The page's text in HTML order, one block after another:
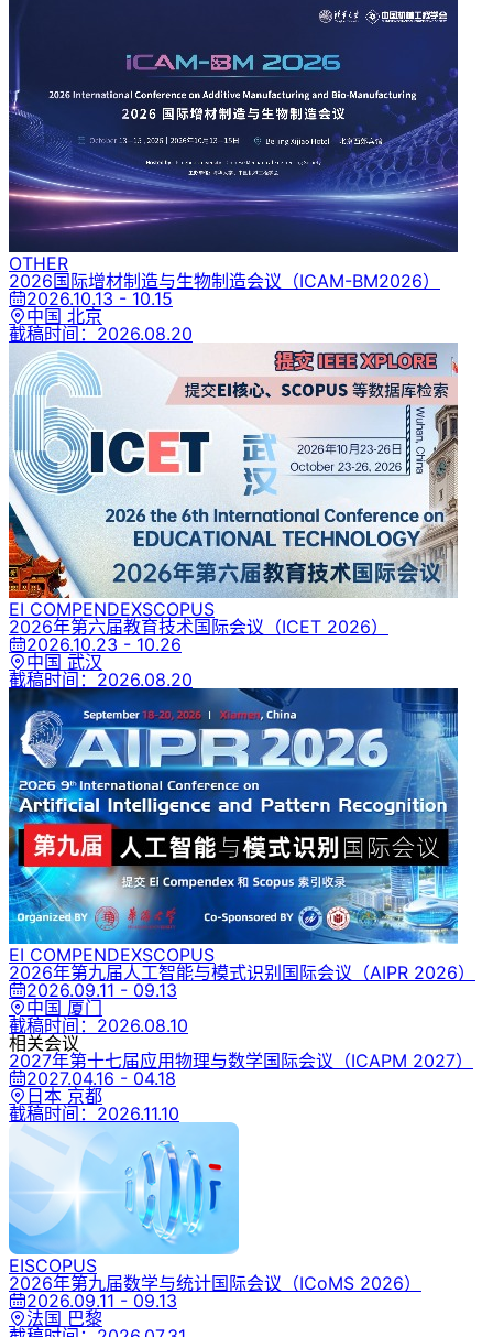
OTHER
2026国际增材制造与生物制造会议 （ICAM-BM2026）
2026.10.13 - 10.15
中国 北京
截稿时间： 2026.08.20
EI COMPENDEXSCOPUS
2026年第六届教育技术国际会议 （ICET 2026）
2026.10.23 - 10.26
中国 武汉
截稿时间： 2026.08.20
EI COMPENDEXSCOPUS
2026年第九届人工智能与模式识别国际会议 （AIPR 2026）
2026.09.11 - 09.13
中国 厦门
截稿时间： 2026.08.10
相关会议
2027年第十七届应用物理与数学国际会议 （ICAPM 2027）
2027.04.16 - 04.18
日本 京都
截稿时间： 2026.11.10
EISCOPUS
2026年第九届数学与统计国际会议 （ICoMS 2026）
2026.09.11 - 09.13
法国 巴黎